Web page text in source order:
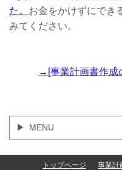
た。 お金をかけずにでき
みてください。
→[事業計画書作成
MENU
トップページ 事業計